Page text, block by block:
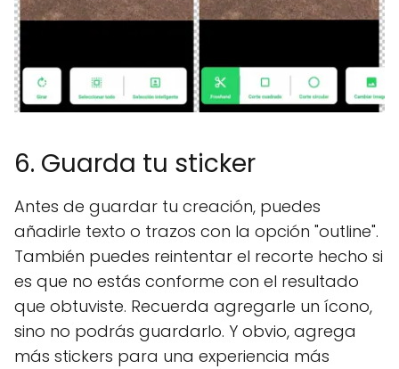
6. Guarda tu sticker
Antes de guardar tu creación, puedes
añadirle texto o trazos con la opción "outline".
También puedes reintentar el recorte hecho si
es que no estás conforme con el resultado
que obtuviste. Recuerda agregarle un ícono,
sino no podrás guardarlo. Y obvio, agrega
más stickers para una experiencia más